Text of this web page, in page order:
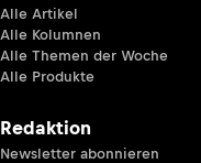
Alle Artikel
Alle Kolumnen
Alle Themen der Woche
Alle Produkte
Redaktion
Newsletter abonnieren